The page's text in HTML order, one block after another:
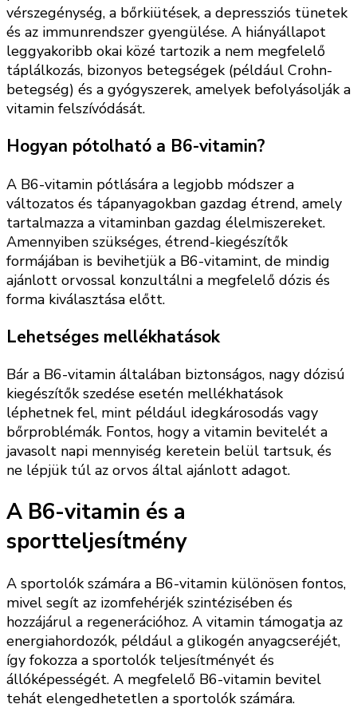
vérszegénység, a bőrkiütések, a depressziós tünetek
és az immunrendszer gyengülése. A hiányállapot
leggyakoribb okai közé tartozik a nem megfelelő
táplálkozás, bizonyos betegségek (például Crohn-
betegség) és a gyógyszerek, amelyek befolyásolják a
vitamin felszívódását.
Hogyan pótolható a B6-vitamin?
A B6-vitamin pótlására a legjobb módszer a
változatos és tápanyagokban gazdag étrend, amely
tartalmazza a vitaminban gazdag élelmiszereket.
Amennyiben szükséges, étrend-kiegészítők
formájában is bevihetjük a B6-vitamint, de mindig
ajánlott orvossal konzultálni a megfelelő dózis és
forma kiválasztása előtt.
Lehetséges mellékhatások
Bár a B6-vitamin általában biztonságos, nagy dózisú
kiegészítők szedése esetén mellékhatások
léphetnek fel, mint például idegkárosodás vagy
bőrproblémák. Fontos, hogy a vitamin bevitelét a
javasolt napi mennyiség keretein belül tartsuk, és
ne lépjük túl az orvos által ajánlott adagot.
A B6-vitamin és a
sportteljesítmény
A sportolók számára a B6-vitamin különösen fontos,
mivel segít az izomfehérjék szintézisében és
hozzájárul a regenerációhoz. A vitamin támogatja az
energiahordozók, például a glikogén anyagcseréjét,
így fokozza a sportolók teljesítményét és
állóképességét. A megfelelő B6-vitamin bevitel
tehát elengedhetetlen a sportolók számára.